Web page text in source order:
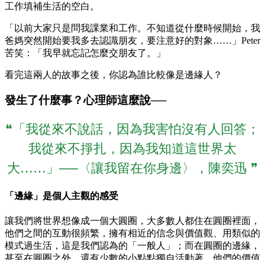
工作填補生活的空白。
「以前大家只是問我課業和工作。不知道從什麼時候開始，我
爸媽突然開始要我多去認識朋友，要注意好的對象……」Peter
苦笑：「我早就忘記怎麼交朋友了。」
看完這兩人的故事之後，你認為誰比較像是邊緣人？
發生了什麼事？心理師這麼說──
❝「我從來不說話，因為我害怕沒有人回答；
我從來不掙扎，因為我知道這世界太
大……」──〈讓我留在你身邊〉，陳奕迅 ❞
「邊緣」是個人主觀的感受
讓我們將世界想像成一個大圓圈，大多數人都住在圓圈裡面，
他們之間的互動很頻繁，擁有相近的信念與價值觀、用類似的
模式過生活，這是我們認為的「一般人」；而在圓圈的邊緣，
甚至在圓圈之外，還有少數的小點點獨自活動著，他們的價值